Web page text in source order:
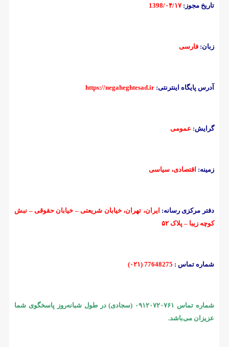
تاریخ مجوز: 1398/۰۴/۱۷
زبان:فارسی
آدرس پایگاه اینترنتی:https://negaheghtesad.ir
گرایش: عمومی
زمینه: اقتصادی، سیاسی
دفتر مرکزی رسانه: ایران، تهران، خیابان شریعتی – خیابان حقوقی – نبش
کوچه زیبا – پلاک ۵۲
شماره تماس :
شماره تماس ۰۹۱۲۰۷۲۰۷۶۱ (سجادی) در طول شبانه‌روز پاسخگوی شما
عزیزان می‌باشد.